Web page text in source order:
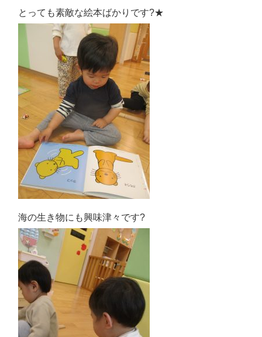
とっても素敵な絵本ばかりです?★
海の生き物にも興味津々です?